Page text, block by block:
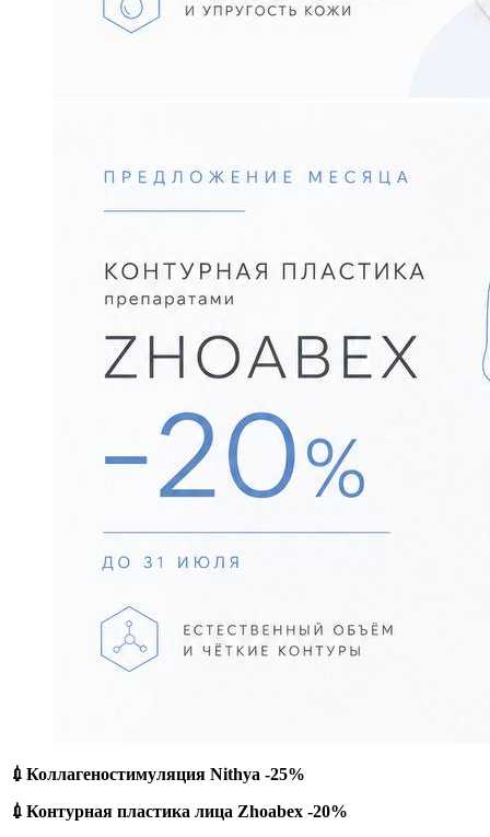
💉Коллагеностимуляция Nithya -25%
💉Контурная пластика лица Zhoabex -20%